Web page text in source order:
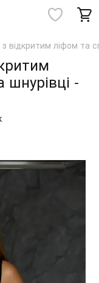
відкритим ліфом та
-